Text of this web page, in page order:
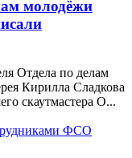
молодёжи
Отдела по делам
Кирилла Сладкова
скаутмастера О...